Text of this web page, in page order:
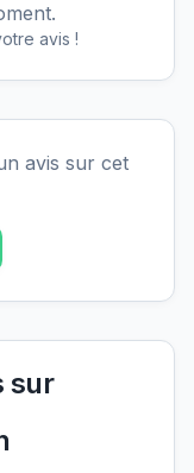
avis !
avis sur cet
sur